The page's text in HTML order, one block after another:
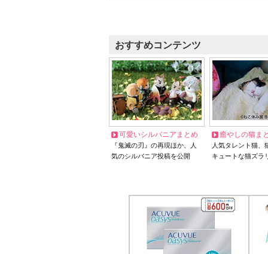
おすすめコンテンツ
可愛いシルバニアまとめ
『鬼滅の刃』の再現ほか、人
気のシルバニア投稿を公開
癒やしの猫ま
人気タレント猫
キュートな猫ズラ